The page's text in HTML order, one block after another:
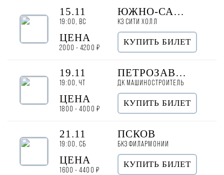
15.11
19:00, ВС
ЮЖНО-САХАЛИНСК
КЗ СИТИ ХОЛЛ
ЦЕНА
2000 - 4200 ₽
КУПИТЬ БИЛЕТ
19.11
19:00, ЧТ
ПЕТРОЗАВОДСК
ДК МАШИНОСТРОИТЕЛЬ
ЦЕНА
1800 - 4000 ₽
КУПИТЬ БИЛЕТ
21.11
19:00, СБ
ПСКОВ
БКЗ ФИЛАРМОНИИ
ЦЕНА
1600 - 4400 ₽
КУПИТЬ БИЛЕТ